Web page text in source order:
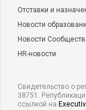
Отставки и
Новости
Новости
HR-новости
Свидетельство о
38751.
ссылкой на